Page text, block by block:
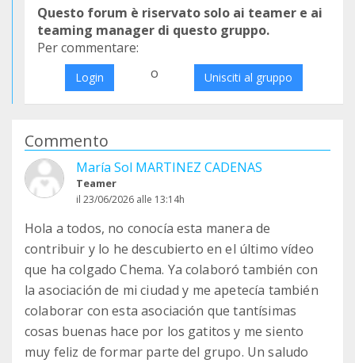
Questo forum è riservato solo ai teamer e ai
teaming manager di questo gruppo.
Per commentare:
Login o Unisciti al gruppo
Commento
María Sol MARTINEZ CADENAS
Teamer
il 23/06/2026 alle 13:14h
Hola a todos, no conocía esta manera de
contribuir y lo he descubierto en el último vídeo
que ha colgado Chema. Ya colaboró también con
la asociación de mi ciudad y me apetecía también
colaborar con esta asociación que tantísimas
cosas buenas hace por los gatitos y me siento
muy feliz de formar parte del grupo. Un saludo